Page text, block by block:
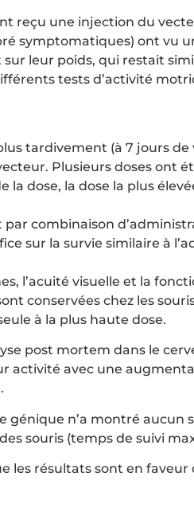
reçu une injection du
symptomatiques) ont vu
leur poids, qui restait
tests d’activité
tardivement (à 7 jours
Plusieurs doses ont
dose, la dose la plus
combinaison
sur la survie similaire à
l’acuité visuelle et la
conservées chez les
à la plus haute dose.
post mortem dans le
activité avec une
n’a montré aucun
souris (temps de suivi
les résultats sont en faveur